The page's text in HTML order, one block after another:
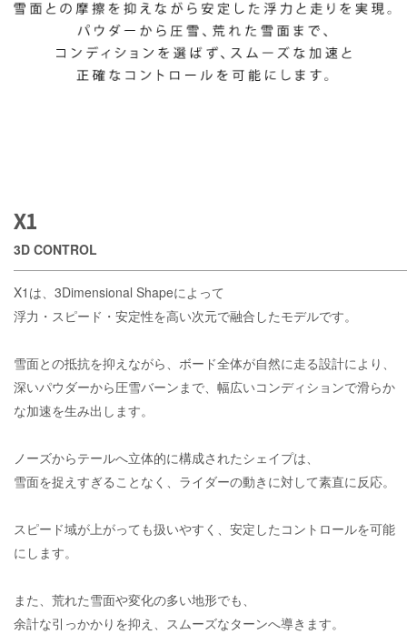
X1
3D CONTROL
X1は、3Dimensional Shapeによって
浮力・スピード・安定性を高い次元で融合したモデルです。
雪面との抵抗を抑えながら、ボード全体が自然に走る設計により、
深いパウダーから圧雪バーンまで、幅広いコンディションで滑らか
な加速を生み出します。
ノーズからテールへ立体的に構成されたシェイプは、
雪面を捉えすぎることなく、ライダーの動きに対して素直に反応。
スピード域が上がっても扱いやすく、安定したコントロールを可能
にします。
また、荒れた雪面や変化の多い地形でも、
余計な引っかかりを抑え、スムーズなターンへ導きます。